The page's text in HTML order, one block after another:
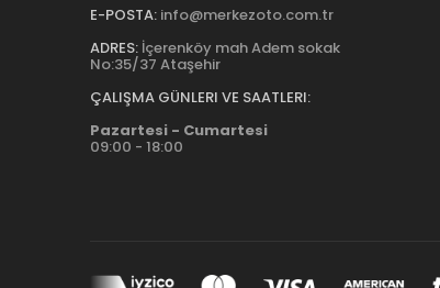
E-POSTA: info@merkezoto.com.tr
ADRES: İçerenköy mah Adem sokak
No:35/37 Ataşehir
ÇALIŞMA GÜNLERI VE SAATLERI:
Pazartesi - Cumartesi
09:00 - 18:00